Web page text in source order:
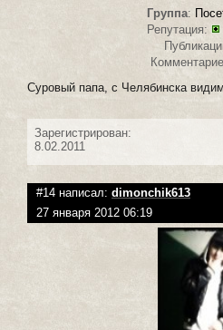
Группа:
Репутация:
Суровый папа, с Челябинска
Зарегистрирован:
8.02.2011
#14 написал: dimonchik613
27 января 2012 06:19